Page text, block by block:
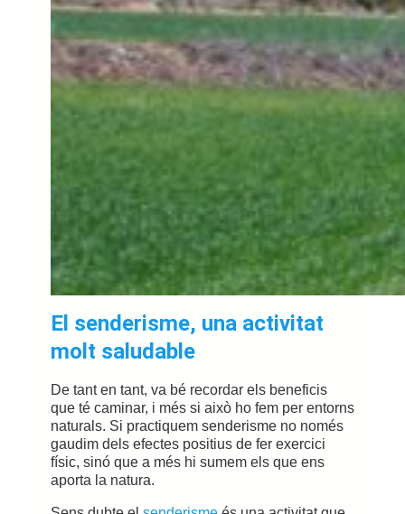
El senderisme, una activitat
molt saludable
De tant en tant, va bé recordar els beneficis
que té caminar, i més si això ho fem per entorns
naturals. Si practiquem senderisme no només
gaudim dels efectes positius de fer exercici
físic, sinó que a més hi sumem els que ens
aporta la natura.